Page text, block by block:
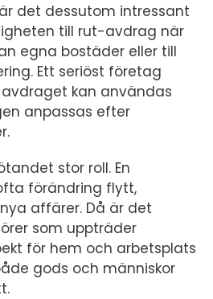
det dessutom intressant
till rut-avdrag när
egna bostäder eller till
Ett seriöst företag
kan användas
anpassas efter
stor roll. En
förändring flytt,
affärer. Då är det
som uppträder
för hem och arbetsplats
gods och människor